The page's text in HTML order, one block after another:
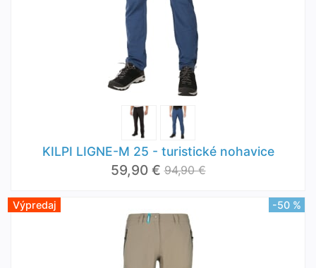
KILPI LIGNE-M 25 - turistické nohavice
59,90 € 94,90 €
Výpredaj -50 %